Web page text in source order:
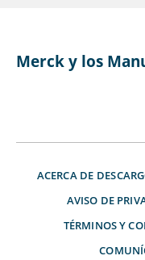
Merck y los
ACERCA DE
AVISO DE
TÉRMINOS Y